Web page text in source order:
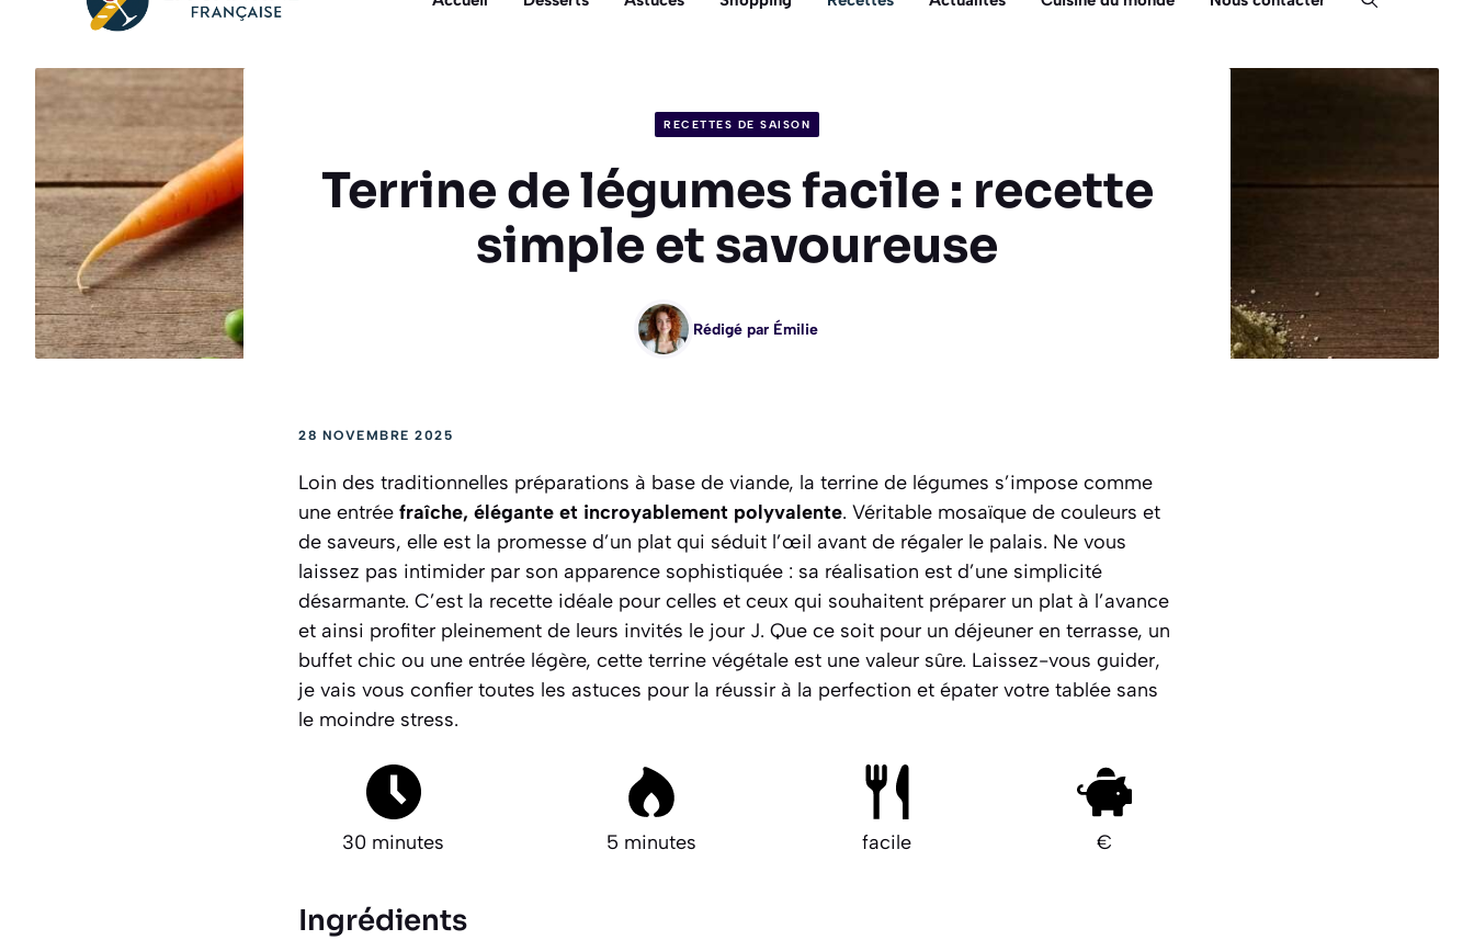
RECETTES DE SAISON
Terrine de légumes facile : recette
simple et savoureuse
Rédigé par Émilie
28 NOVEMBRE 2025
Loin des traditionnelles préparations à base de viande, la terrine de légumes s’impose comme
une entrée fraîche, élégante et incroyablement polyvalente. Véritable mosaïque de couleurs et
de saveurs, elle est la promesse d’un plat qui séduit l’œil avant de régaler le palais. Ne vous
laissez pas intimider par son apparence sophistiquée : sa réalisation est d’une simplicité
désarmante. C’est la recette idéale pour celles et ceux qui souhaitent préparer un plat à l’avance
et ainsi profiter pleinement de leurs invités le jour J. Que ce soit pour un déjeuner en terrasse, un
buffet chic ou une entrée légère, cette terrine végétale est une valeur sûre. Laissez-vous guider,
je vais vous confier toutes les astuces pour la réussir à la perfection et épater votre tablée sans
le moindre stress.
30 minutes 5 minutes facile €
Ingrédients